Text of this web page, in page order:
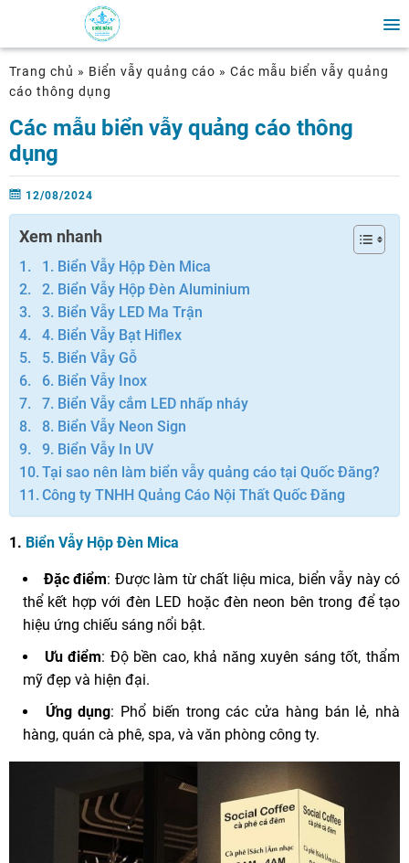
Trang chủ » Biển vẫy quảng cáo » Các mẫu biển vẫy quảng
cáo thông dụng
Các mẫu biển vẫy quảng cáo thông
dụng
12/08/2024
Xem nhanh
1. Biển Vẫy Hộp Đèn Mica
2. Biển Vẫy Hộp Đèn Aluminium
3. Biển Vẫy LED Ma Trận
4. Biển Vẫy Bạt Hiflex
5. Biển Vẫy Gỗ
6. Biển Vẫy Inox
7. Biển Vẫy cắm LED nhấp nháy
8. Biển Vẫy Neon Sign
9. Biển Vẫy In UV
Tại sao nên làm biển vẫy quảng cáo tại Quốc Đăng?
Công ty TNHH Quảng Cáo Nội Thất Quốc Đăng
1. Biển Vẫy Hộp Đèn Mica
Đặc điểm: Được làm từ chất liệu mica, biển vẫy này có
thể kết hợp với đèn LED hoặc đèn neon bên trong để tạo
hiệu ứng chiếu sáng nổi bật.
Ưu điểm: Độ bền cao, khả năng xuyên sáng tốt, thẩm
mỹ đẹp và hiện đại.
Ứng dụng: Phổ biến trong các cửa hàng bán lẻ, nhà
hàng, quán cà phê, spa, và văn phòng công ty.